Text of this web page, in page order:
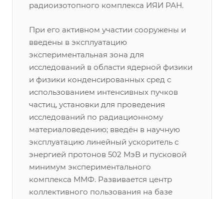
радиоизотопного комплекса ИЯИ РАН.
При его активном участии сооружены и
введены в эксплуатацию
экспериментальная зона для
исследований в области ядерной физики
и физики конденсированных сред с
использованием интенсивных пучков
частиц, установки для проведения
исследований по радиационному
материаловедению; введён в научную
эксплуатацию линейный ускоритель с
энергией протонов 502 МэВ и пусковой
минимум экспериментального
комплекса ММФ. Развивается центр
коллективного пользования на базе